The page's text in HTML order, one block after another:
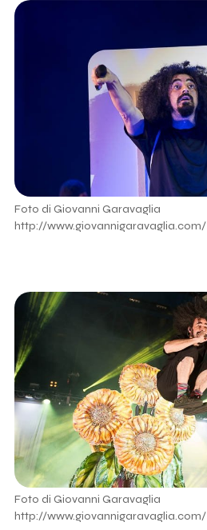
Foto di Giovanni Garavaglia
http://www.giovannigaravaglia.com/
Foto di Giovanni Garavaglia
http://www.giovannigaravaglia.com/